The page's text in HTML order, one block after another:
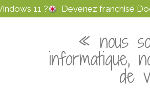
11 ? Devenez franchisé
« nous
informatique,
de